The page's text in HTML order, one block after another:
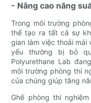
- Nâng cao năng
Trong môi trường
thể tạo ra tất cả sự
gian làm việc thoải mái
yếu thường bị bỏ
Polyurethane Lab
môi trường phòng thí
của chúng giúp tăng
Ghế phòng thí